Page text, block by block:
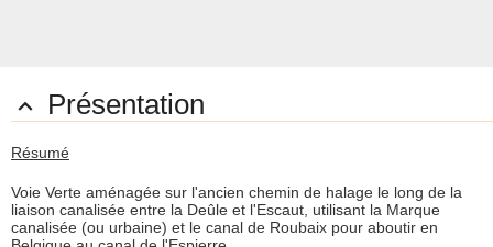
 Présentation
Résumé
Voie Verte aménagée sur l'ancien chemin de halage le long de la
liaison canalisée entre la Deûle et l'Escaut, utilisant la Marque
canalisée (ou urbaine) et le canal de Roubaix pour aboutir en